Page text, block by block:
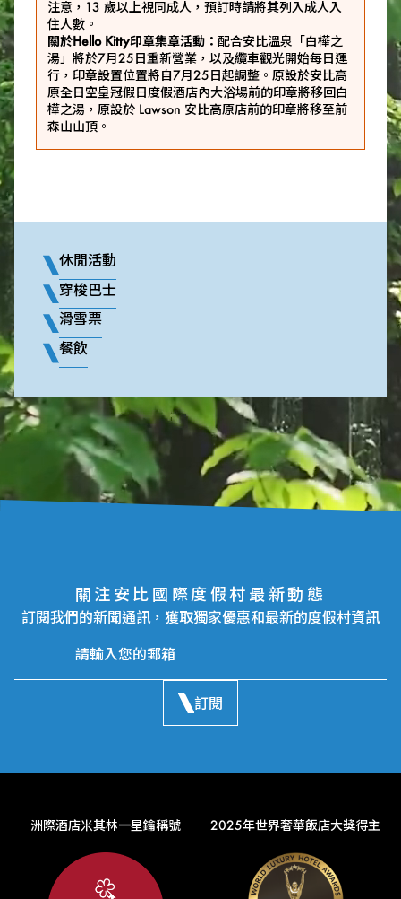
注意，13 歲以上視同成人，預訂時請將其列入成人入
住人數。
關於Hello Kitty印章集章活動： 配合安比溫泉「白樺之
湯」將於7月25日重新營業，以及纜車觀光開始每日運
行，印章設置位置將自7月25日起調整。原設於安比高
原全日空皇冠假日度假酒店內大浴場前的印章將移回白
樺之湯，原設於 Lawson 安比高原店前的印章將移至前
森山山頂。
休閒活動
穿梭巴士
滑雪票
餐飲
關注安比國際度假村最新動態
訂閱我們的新聞通訊，獲取獨家優惠和最新的度假村資訊
訂閱
洲際酒店米其林一星鑰稱號 2025年世界奢華飯店大獎得主